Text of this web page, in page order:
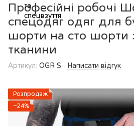
Професійні робочі
спецодяг одяг для
шорти на сто шорти
тканини
Артикул: OGR S Написати відгук
Розпродаж
−24%